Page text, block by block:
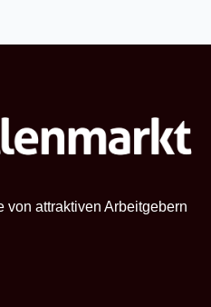
von attraktiven Arbeitgebern